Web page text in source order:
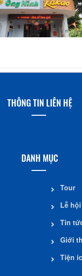
THÔNG TIN LIÊN HỆ
DANH MỤC
Tour
Lễ
Tin
Giới
Tiện